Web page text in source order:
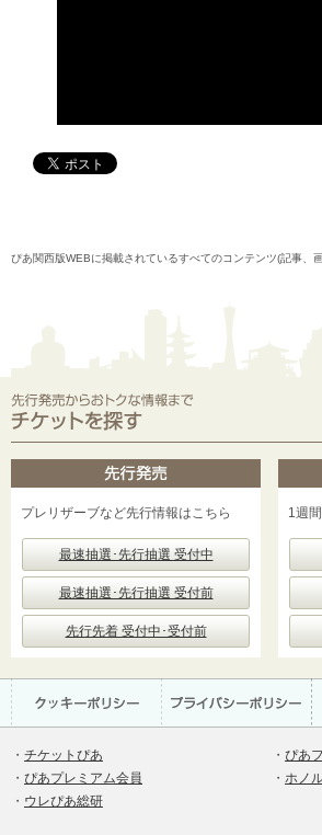
ぴあ関西版WEBに掲載されているすべてのコンテンツ(記事
プレリザーブなど先行情報はこちら
最速抽選･先行抽選 受付中
最速抽選･先行抽選 受付前
先行先着 受付中･受付前
1週
・ チケットぴあ
・ ぴあプレミアム会員
・ ウレぴあ総研
・ ぴあ
・ ホノ